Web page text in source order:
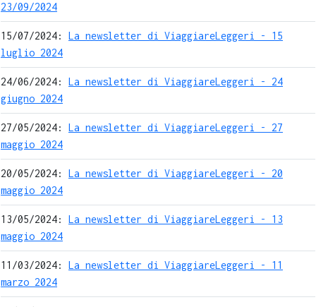
23/09/2024
15/07/2024: La newsletter di ViaggiareLeggeri - 15
luglio 2024
24/06/2024: La newsletter di ViaggiareLeggeri - 24
giugno 2024
27/05/2024: La newsletter di ViaggiareLeggeri - 27
maggio 2024
20/05/2024: La newsletter di ViaggiareLeggeri - 20
maggio 2024
13/05/2024: La newsletter di ViaggiareLeggeri - 13
maggio 2024
11/03/2024: La newsletter di ViaggiareLeggeri - 11
marzo 2024